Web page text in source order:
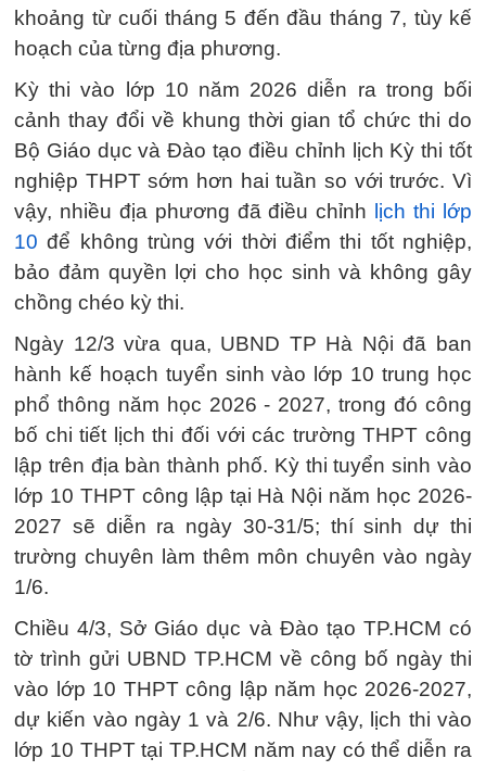
khoảng từ cuối tháng 5 đến đầu tháng 7, tùy kế
hoạch của từng địa phương.
Kỳ thi vào lớp 10 năm 2026 diễn ra trong bối
cảnh thay đổi về khung thời gian tổ chức thi do
Bộ Giáo dục và Đào tạo điều chỉnh lịch Kỳ thi tốt
nghiệp THPT sớm hơn hai tuần so với trước. Vì
vậy, nhiều địa phương đã điều chỉnh
lịch thi lớp
10 để không trùng với thời điểm thi tốt nghiệp,
bảo đảm quyền lợi cho học sinh và không gây
chồng chéo kỳ thi.
Ngày 12/3 vừa qua, UBND TP Hà Nội đã ban
hành kế hoạch tuyển sinh vào lớp 10 trung học
phổ thông năm học 2026 - 2027, trong đó công
bố chi tiết lịch thi đối với các trường THPT công
lập trên địa bàn thành phố. Kỳ thi tuyển sinh vào
lớp 10 THPT công lập tại Hà Nội năm học 2026-
2027 sẽ diễn ra ngày 30-31/5; thí sinh dự thi
trường chuyên làm thêm môn chuyên vào ngày
1/6.
Chiều 4/3, Sở Giáo dục và Đào tạo TP.HCM có
tờ trình gửi UBND TP.HCM về công bố ngày thi
vào lớp 10 THPT công lập năm học 2026-2027,
dự kiến vào ngày 1 và 2/6. Như vậy, lịch thi vào
lớp 10 THPT tại TP.HCM năm nay có thể diễn ra